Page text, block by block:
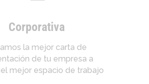
Corporativa
la mejor carta de
de tu empresa a
mejor espacio de trabajo